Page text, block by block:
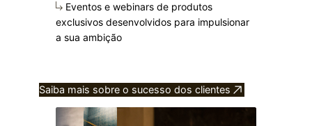
Eventos e webinars de produtos
exclusivos desenvolvidos para impulsionar
a sua ambição
Saiba mais sobre o sucesso dos clientes